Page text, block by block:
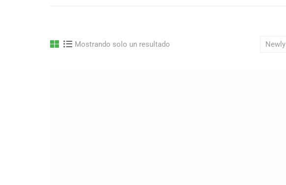
Mostrando solo un resultado